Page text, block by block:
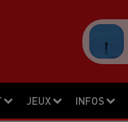
JEUX INFOS